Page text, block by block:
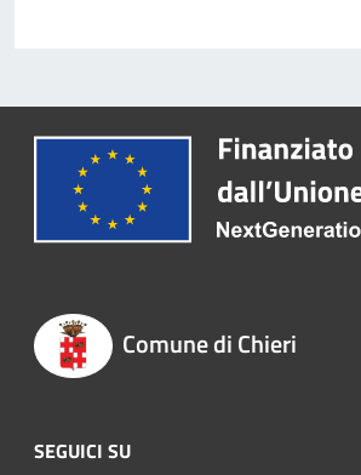
Comune di Chieri
SEGUICI SU